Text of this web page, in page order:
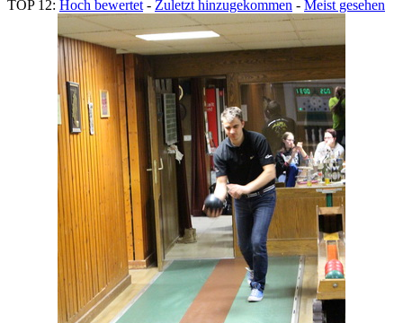
TOP 12: Hoch bewertet - Zuletzt hinzugekommen - Meist gesehen